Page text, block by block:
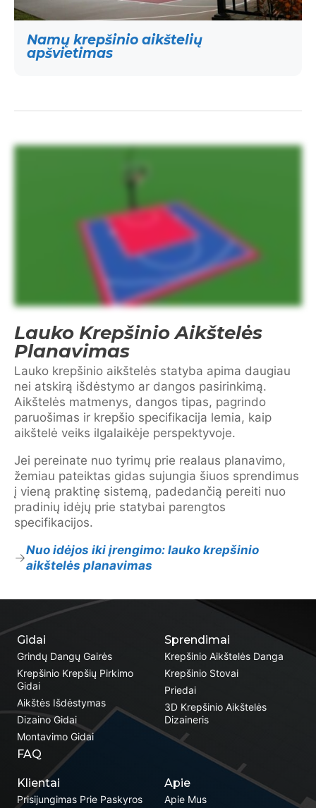
Namų krepšinio aikštelių
apšvietimas
Lauko Krepšinio Aikštelės
Planavimas
Lauko krepšinio aikštelės statyba apima daugiau
nei atskirą išdėstymo ar dangos pasirinkimą.
Aikštelės matmenys, dangos tipas, pagrindo
paruošimas ir krepšio specifikacija lemia, kaip
aikštelė veiks ilgalaikėje perspektyvoje.
Jei pereinate nuo tyrimų prie realaus planavimo,
žemiau pateiktas gidas sujungia šiuos sprendimus
į vieną praktinę sistemą, padedančią pereiti nuo
pradinių idėjų prie statybai parengtos
specifikacijos.
Nuo idėjos iki įrengimo: lauko krepšinio
aikštelės planavimas
Sprendimai
Krepšinio Aikštelės Danga
Krepšinio Stovai
Priedai
3D Krepšinio Aikštelės
Dizaineris
Gidai
Grindų Dangų Gairės
Krepšinio Krepšių Pirkimo
Gidai
Aikštės Išdėstymas
Dizaino Gidai
Montavimo Gidai
FAQ
Klientai
Prisijungimas Prie Paskyros
Apie
Apie Mus